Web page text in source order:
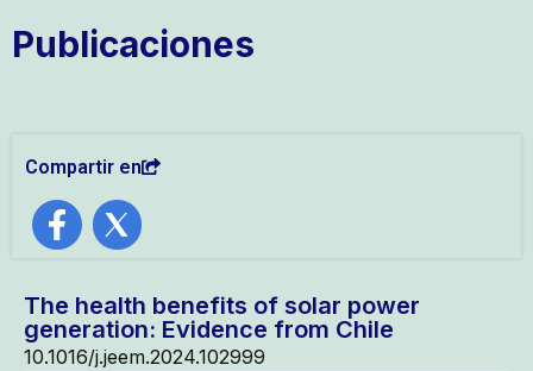
Publicaciones
Compartir en
The health benefits of solar power
generation: Evidence from Chile
10.1016/j.jeem.2024.102999